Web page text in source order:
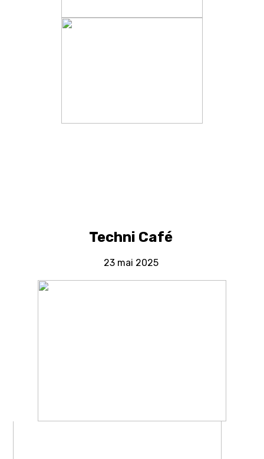
Techni Café
23 mai 2025